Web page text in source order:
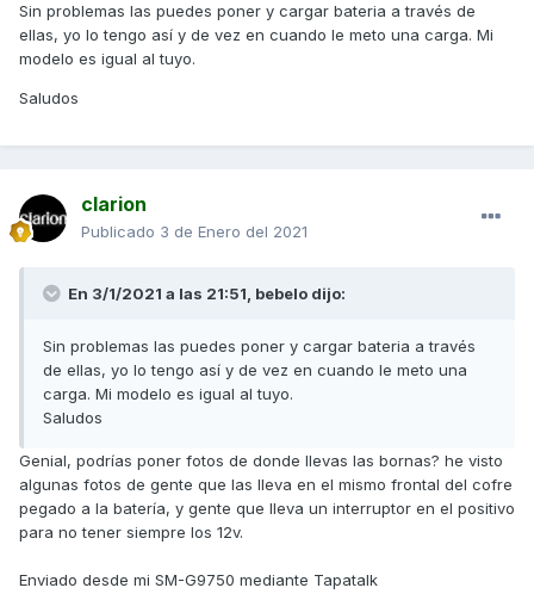
Sin problemas las puedes poner y cargar bateria a través de
ellas, yo lo tengo así y de vez en cuando le meto una carga. Mi
modelo es igual al tuyo.
Saludos
clarion
Publicado 3 de Enero del 2021
En 3/1/2021 a las 21:51, bebelo dijo:
Sin problemas las puedes poner y cargar bateria a través
de ellas, yo lo tengo así y de vez en cuando le meto una
carga. Mi modelo es igual al tuyo.
Saludos
Genial, podrías poner fotos de donde llevas las bornas? he visto
algunas fotos de gente que las lleva en el mismo frontal del cofre
pegado a la batería, y gente que lleva un interruptor en el positivo
para no tener siempre los 12v.
Enviado desde mi SM-G9750 mediante Tapatalk